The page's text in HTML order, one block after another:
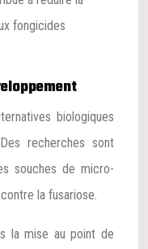
fongicides
biologiques
recherches sont
souches de micro-
la fusariose.
la mise au point de